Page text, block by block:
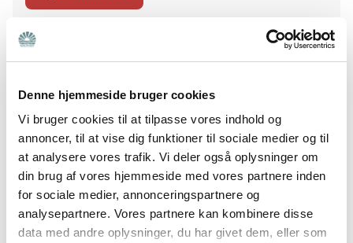
Denne hjemmeside bruger cookies
Vi bruger cookies til at tilpasse vores indhold og
annoncer, til at vise dig funktioner til sociale medier og til
at analysere vores trafik. Vi deler også oplysninger om
din brug af vores hjemmeside med vores partnere inden
for sociale medier, annonceringspartnere og
analysepartnere. Vores partnere kan kombinere disse
data med andre oplysninger, du har givet dem, eller som
eller ring til Patrick på
bornholm@bedrepsykiatri.dk eller 22477591.
Skriv til os